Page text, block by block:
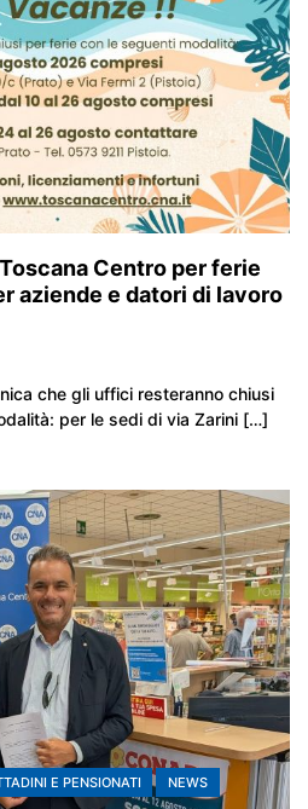
Centro per ferie
aziende e datori di lavoro
che gli uffici resteranno chiusi
per le sedi di via Zarini […]
E PENSIONATI NEWS